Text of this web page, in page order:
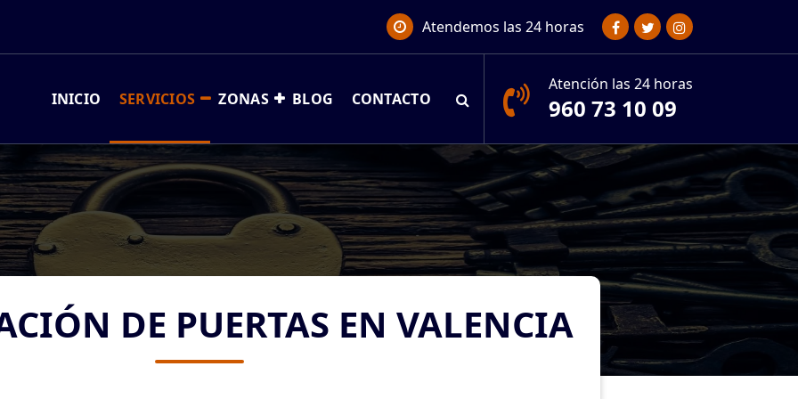
Atendemos las 24 horas
INICIO SERVICIOS ZONAS BLOG CONTACTO
Atención las 24 horas
960 73 10 09
DE PUERTAS EN VALENCIA